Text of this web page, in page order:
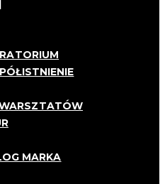
MARKA